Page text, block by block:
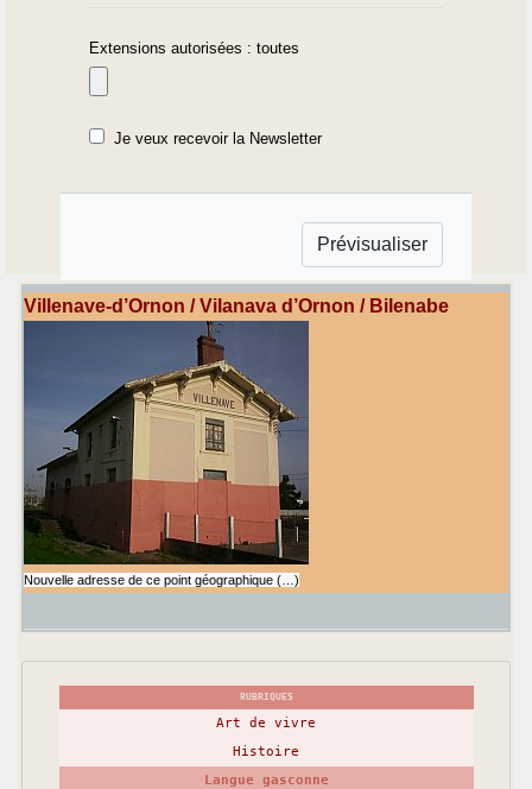
Extensions autorisées : toutes
Je veux recevoir la Newsletter
Villenave-d’Ornon / Vilanava d’Ornon / Bilenabe
Nouvelle adresse de ce point géographique (…)
RUBRIQUES
Art de vivre
Histoire
Langue gasconne